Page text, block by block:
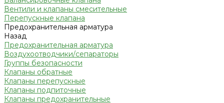
Вентили и клапаны смесительные
Перепускные клапана
Предохранительная арматура
Назад
Предохранительная арматура
Воздухоотводчики/сепараторы
Группы безопасности
Клапаны обратные
Клапаны перепускные
Клапаны подпиточные
Клапаны предохранительные